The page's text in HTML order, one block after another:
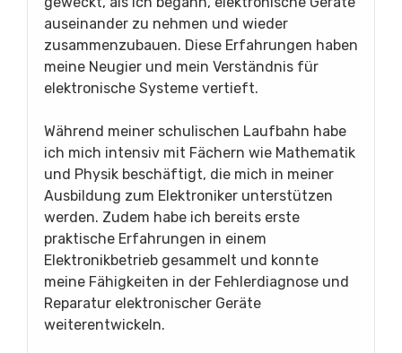
auseinander zu nehmen und wieder
zusammenzubauen. Diese Erfahrungen haben
meine Neugier und mein Verständnis für
elektronische Systeme vertieft.
Während meiner schulischen Laufbahn habe
ich mich intensiv mit Fächern wie Mathematik
und Physik beschäftigt, die mich in meiner
Ausbildung zum Elektroniker unterstützen
werden. Zudem habe ich bereits erste
praktische Erfahrungen in einem
Elektronikbetrieb gesammelt und konnte
meine Fähigkeiten in der Fehlerdiagnose und
Reparatur elektronischer Geräte
weiterentwickeln.